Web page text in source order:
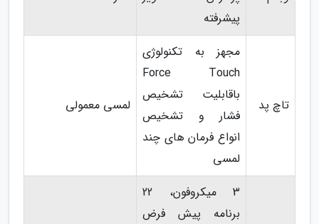
پیشرفته
تاچ پد
مجهز به تکنولوژی
Force Touch
باقابلیت تشخیص
فشار و تشخیص
انواع فرمان های چند
لمسی
لمسی معمولی
3 میکروفون، 22
برنامه پیش فرض